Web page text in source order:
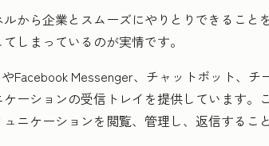
から企業とスムーズにやりとりできるこ
しまっているのが実情です。
Facebook Messenger、チャットボット、
ーションの受信トレイを提供しています
ニケーションを閲覧、管理し、返信するこ